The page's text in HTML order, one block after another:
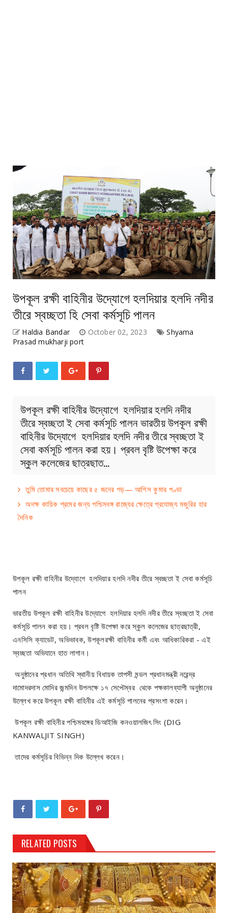
উপকূল রক্ষী বাহিনীর উদ্যোগে হলদিয়ার হলদি নদীর
তীরে স্বচ্ছতা হি সেবা কর্মসূচি পালন
Haldia Bandar October 02, 2023
Shyama
Prasad mukharji port
উপকূল রক্ষী বাহিনীর উদ্যোগে হলদিয়ার হলদি নদীর
তীরে স্বচ্ছতা ই সেবা কর্মসূচি পালন ভারতীয় উপকূল রক্ষী
বাহিনীর উদ্যোগে হলদিয়ার হলদি নদীর তীরে স্বচ্ছতা ই
সেবা কর্মসূচি পালন করা হয়। প্রবল বৃষ্টি উপেক্ষা করে
স্কুল কলেজের ছাত্রছাত…
তুমি তোমার সবচেয়ে কাছের ৫ জনের গড়— আশিস কুমার পণ্ডা
অদক্ষ কায়িক শ্রমের জন্য পশ্চিমবঙ্গ রাজ্যের ক্ষেত্রে প্রযোজ্য মজুরির হার
দৈনিক
উপকূল রক্ষী বাহিনীর উদ্যোগে হলদিয়ার হলদি নদীর তীরে স্বচ্ছতা ই সেবা কর্মসূচি
পালন
ভারতীয় উপকূল রক্ষী বাহিনীর উদ্যোগে হলদিয়ার হলদি নদীর তীরে স্বচ্ছতা ই সেবা
কর্মসূচি পালন করা হয়। প্রবল বৃষ্টি উপেক্ষা করে স্কুল কলেজের ছাত্রছাত্রী,
এনসিসি ক্যাডেট, অভিভাবক, উপকূলরক্ষী বাহিনীর কর্মী এবং আধিকারিকরা - এই
স্বচ্ছতা অভিযানে হাত লাগান।
অনুষ্ঠানের প্রধান অতিথি স্থানীয় বিধায়ক তাপসী মন্ডল প্রধানমন্ত্রী নরেন্দ্র
দামোদরদাস মোদির জন্মদিন উপলক্ষে ১৭ সেপ্টেম্বর থেকে পক্ষকালব্যাপী অনুষ্ঠানের
উল্লেখ করে উপকূল রক্ষী বাহিনীর এই কর্মসূচি পালনের প্রসংশা করেন।
উপকূল রক্ষী বাহিনীর পশ্চিমবঙ্গের ডিআইজি কনওয়ালজিৎ সিং (DIG
KANWALJIT SINGH)
তাদের কর্মসূচির বিভিন্ন দিক উল্লেখ করেন।
RELATED POSTS